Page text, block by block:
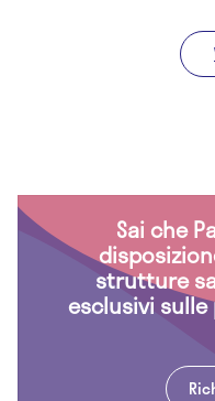
Sai che
strutture
esclusivi